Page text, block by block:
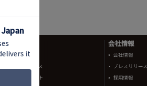
店舗一覧
店舗ニュース
店舗イベント
会社情報
会社情報
プレスリリース
採用情報